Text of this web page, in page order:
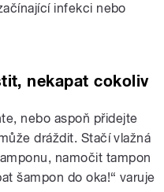
infekci nebo
nekapat cokoliv
nebo aspoň přidejte
dráždit. Stačí vlažná
namočit tampon
šampon do oka!“ varuje